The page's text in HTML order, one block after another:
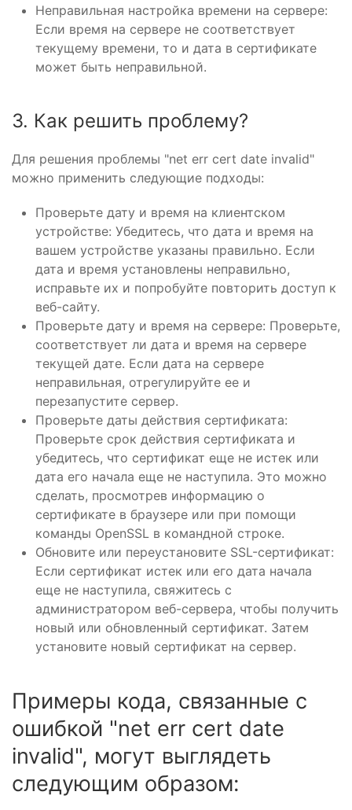
Неправильная настройка времени на сервере:
Если время на сервере не соответствует
текущему времени, то и дата в сертификате
может быть неправильной.
3. Как решить проблему?
Для решения проблемы "net err cert date invalid"
можно применить следующие подходы:
Проверьте дату и время на клиентском
устройстве: Убедитесь, что дата и время на
вашем устройстве указаны правильно. Если
дата и время установлены неправильно,
исправьте их и попробуйте повторить доступ к
веб-сайту.
Проверьте дату и время на сервере: Проверьте,
соответствует ли дата и время на сервере
текущей дате. Если дата на сервере
неправильная, отрегулируйте ее и
перезапустите сервер.
Проверьте даты действия сертификата:
Проверьте срок действия сертификата и
убедитесь, что сертификат еще не истек или
дата его начала еще не наступила. Это можно
сделать, просмотрев информацию о
сертификате в браузере или при помощи
команды OpenSSL в командной строке.
Обновите или переустановите SSL-сертификат:
Если сертификат истек или его дата начала
еще не наступила, свяжитесь с
администратором веб-сервера, чтобы получить
новый или обновленный сертификат. Затем
установите новый сертификат на сервер.
Примеры кода, связанные с
ошибкой "net err cert date
invalid", могут выглядеть
следующим образом: